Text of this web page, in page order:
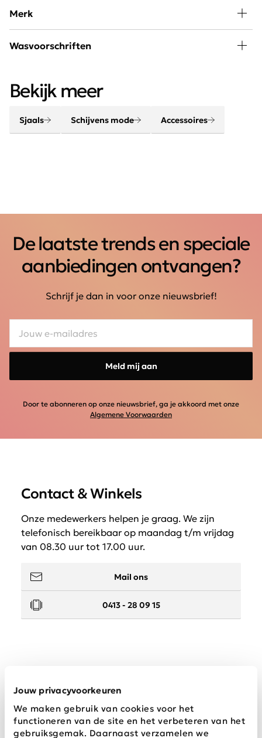
Jouw privacyvoorkeuren
We maken gebruik van cookies voor het
functioneren van de site en het verbeteren van het
gebruiksgemak. Daarnaast verzamelen we
Merk
Een outfit komt helemaal tot leven met de juiste
Wasvoorschriften
Bekijk meer
Sjaals Schijvens mode Accessoires
De laatste trends en speciale
aanbiedingen ontvangen?
Schrijf je dan in voor onze nieuwsbrief!
Meld mij aan
Door te abonneren op onze nieuwsbrief, ga je akkoord met onze
Algemene Voorwaarden
Contact & Winkels
Onze medewerkers helpen je graag. We zijn
telefonisch bereikbaar op maandag t/m vrijdag
van 08.30 uur tot 17.00 uur.
Mail ons
0413 - 28 09 15
Wij zijn Schijvens mode